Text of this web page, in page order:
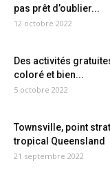
pas prêt d’oublier...
12 octobre 2022
Des activités
coloré et bien...
5 octobre 2022
Townsville, point
tropical Queensland
21 septembre 2022